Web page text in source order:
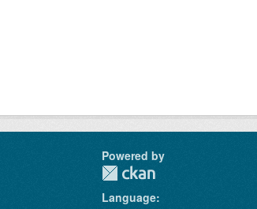
Powered by
Language